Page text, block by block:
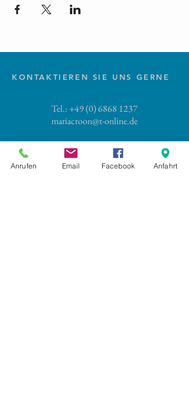
KONTAKTIEREN SIE UNS GERNE
Tel.: +49 (0) 6868 1237
mariacroon@t-online.de
Impressum
Datenschutz
Anrufen Email Facebook Anfahrt